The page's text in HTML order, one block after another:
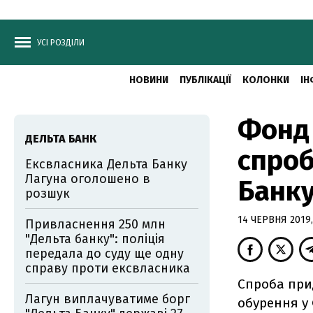
УСІ РОЗДІЛИ
НОВИНИ ПУБЛІКАЦІЇ КОЛОНКИ
Фонд
14 ЧЕРВНЯ
Спроба
обурення у
ДЕЛЬТА БАНК
Ексвласника Дельта Банку
Лагуна оголошено в
розшук
Привласнення 250 млн
"Дельта банку": поліція
передала до суду ще одну
справу проти ексвласника
Лагун виплачуватиме борг